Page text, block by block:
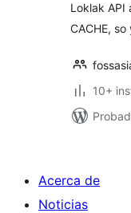
Loklak API
CACHE,
10+
Acerca de
Noticias